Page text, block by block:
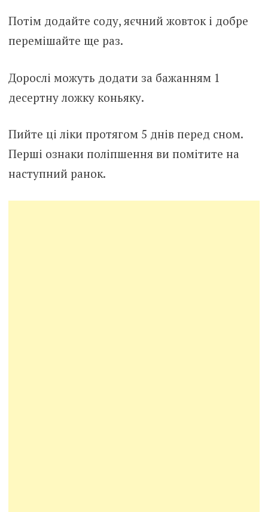
Потім додайте соду, яєчний жовток і добре
перемішайте ще раз.
Дорослі можуть додати за бажанням 1
десертну ложку коньяку.
Пийте ці ліки протягом 5 днів перед сном.
Перші ознаки поліпшення ви помітите на
наступний ранок.